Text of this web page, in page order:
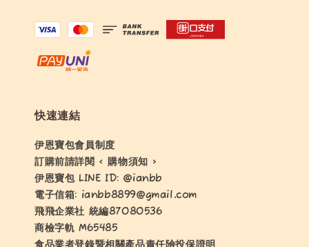
快速連結
伊恩寶包會員制度
訂購前請詳閱 < 購物須知 >
伊恩寶包 LINE ID: @ianbb
電子信箱: ianbb8899@gmail.com
飛飛企業社 統編87080536
商檢字軌 M65485